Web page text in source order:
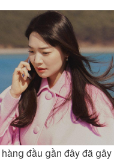
đầu ցần đây đã ցây